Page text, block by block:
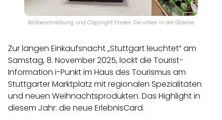
Bildbeschreibung und Copyright finden Sie unten in der Galerie.
Zur langen Einkaufsnacht „Stuttgart leuchtet“ am
Samstag, 8. November 2025, lockt die Tourist-
Information i-Punkt im Haus des Tourismus am
Stuttgarter Marktplatz mit regionalen Spezialitäten
und neuen Weihnachtsprodukten. Das Highlight in
diesem Jahr: die neue ErlebnisCard.